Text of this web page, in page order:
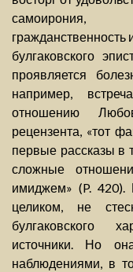
самоирония,
гражданственность
булгаковского
проявляется
например,
отношению
рецензента, «тот
первые рассказы в
сложные
имиджем» (P. 420).
целиком, не
булгаковского
источники. Но
наблюдениями, в